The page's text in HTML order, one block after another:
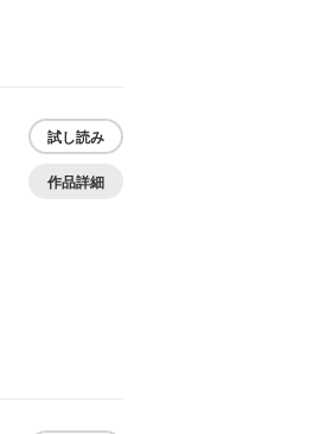
試し読み
作品詳細